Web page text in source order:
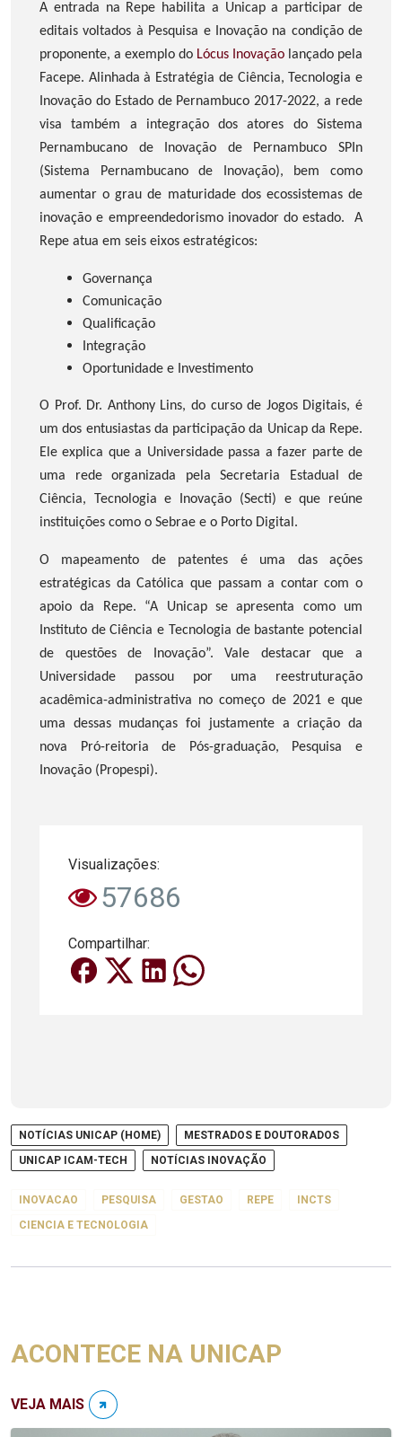
A entrada na Repe habilita a Unicap a participar de
editais voltados à Pesquisa e Inovação na condição de
proponente, a exemplo do Lócus Inovação lançado pela
Facepe. Alinhada à Estratégia de Ciência, Tecnologia e
Inovação do Estado de Pernambuco 2017-2022, a rede
visa também a integração dos atores do Sistema
Pernambucano de Inovação de Pernambuco SPIn
(Sistema Pernambucano de Inovação), bem como
aumentar o grau de maturidade dos ecossistemas de
inovação e empreendedorismo inovador do estado. A
Repe atua em seis eixos estratégicos:
Governança
Comunicação
Qualificação
Integração
Oportunidade e Investimento
O Prof. Dr. Anthony Lins, do curso de Jogos Digitais, é
um dos entusiastas da participação da Unicap da Repe.
Ele explica que a Universidade passa a fazer parte de
uma rede organizada pela Secretaria Estadual de
Ciência, Tecnologia e Inovação (Secti) e que reúne
instituições como o Sebrae e o Porto Digital.
O mapeamento de patentes é uma das ações
estratégicas da Católica que passam a contar com o
apoio da Repe. “A Unicap se apresenta como um
Instituto de Ciência e Tecnologia de bastante potencial
de questões de Inovação”. Vale destacar que a
Universidade passou por uma reestruturação
acadêmica-administrativa no começo de 2021 e que
uma dessas mudanças foi justamente a criação da
nova Pró-reitoria de Pós-graduação, Pesquisa e
Inovação (Propespi).
Visualizações:
57686
Compartilhar:
NOTÍCIAS UNICAP (HOME)
MESTRADOS E DOUTORADOS
UNICAP ICAM-TECH
NOTÍCIAS INOVAÇÃO
INOVACAO PESQUISA GESTAO REPE
INCTS
CIENCIA E TECNOLOGIA
ACONTECE NA UNICAP
VEJA MAIS